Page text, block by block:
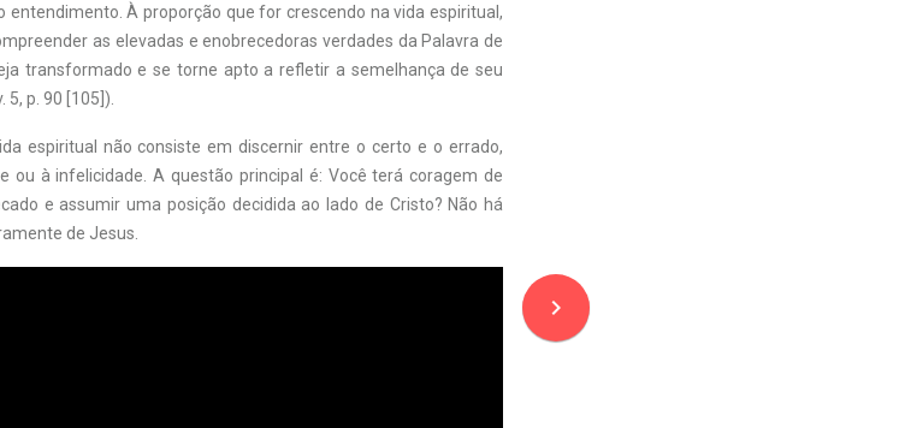
À proporção que for crescendo na vida espiritual,
as elevadas e enobrecedoras verdades da Palavra de
transformado e se torne apto a refletir a semelhança de seu
5, p. 90 [105]).
espiritual não consiste em discernir entre o certo e o errado,
ou à infelicidade. A questão principal é: Você terá coragem de
e assumir uma posição decidida ao lado de Cristo? Não há
de Jesus.
navigate_next